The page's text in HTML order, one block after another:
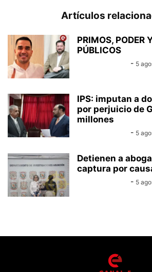
Artículos
PRIMOS, PODER
PÚBLICOS
- 5
IPS: imputan a
por perjuicio de
millones
- 5
Detienen a
captura por
- 5